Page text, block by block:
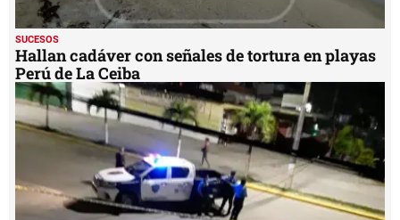
SUCESOS
Hallan cadáver con señales de tortura en playas
Perú de La Ceiba